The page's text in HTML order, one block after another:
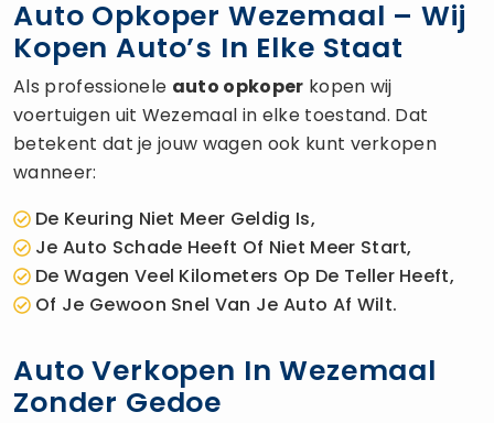
Auto Opkoper Wezemaal – Wij
Kopen Auto’s In Elke Staat
Als professionele auto opkoper kopen wij
voertuigen uit Wezemaal in elke toestand. Dat
betekent dat je jouw wagen ook kunt verkopen
wanneer:
De Keuring Niet Meer Geldig Is,
Je Auto Schade Heeft Of Niet Meer Start,
De Wagen Veel Kilometers Op De Teller Heeft,
Of Je Gewoon Snel Van Je Auto Af Wilt.
Auto Verkopen In Wezemaal
Zonder Gedoe